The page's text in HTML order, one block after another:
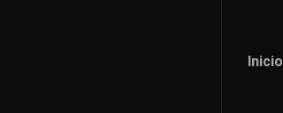
Inicio